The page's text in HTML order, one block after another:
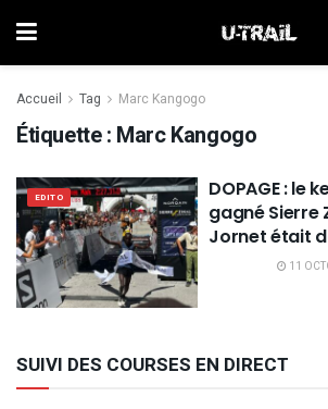
Accueil Tag Marc Kangogo
Étiquette : Marc Kangogo
EDITO
DOPAGE : le
gagné Sierre
Jornet était
11
SUIVI DES COURSES EN DIRECT